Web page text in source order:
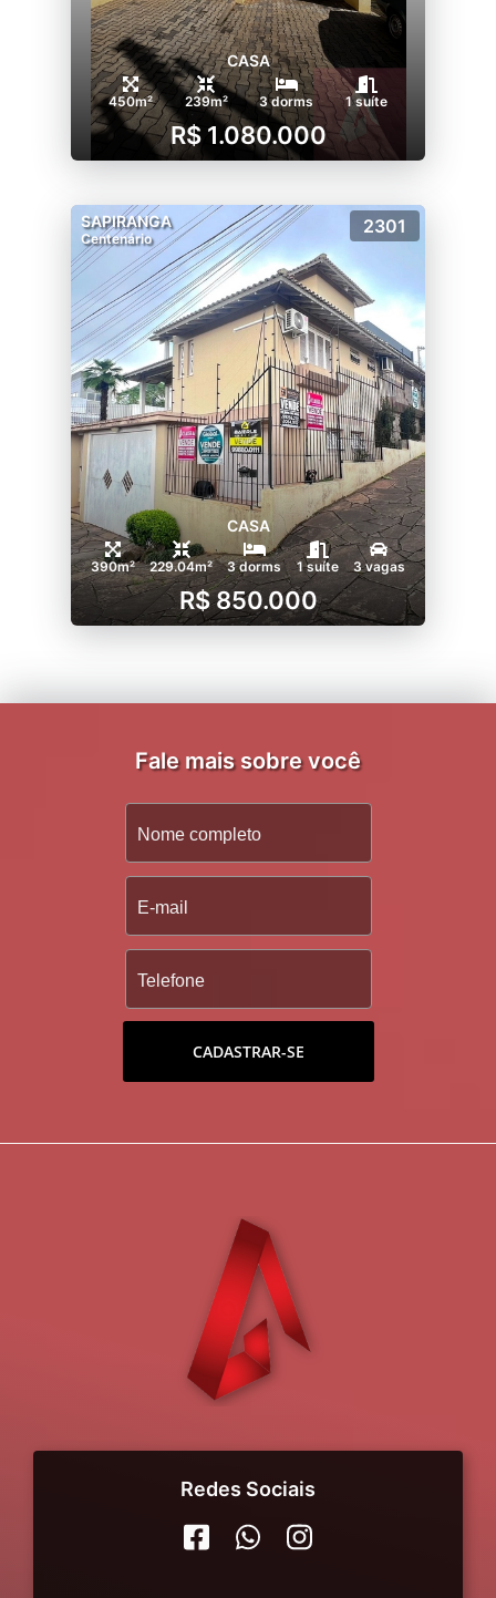
CASA
450m² 239m² 3 dorms 1 suíte
R$ 1.080.000
SAPIRANGA
Centenário
2301
CASA
390m² 229.04m² 3 dorms 1 suíte 3 vagas
R$ 850.000
Fale mais sobre você
CADASTRAR-SE
Redes Sociais